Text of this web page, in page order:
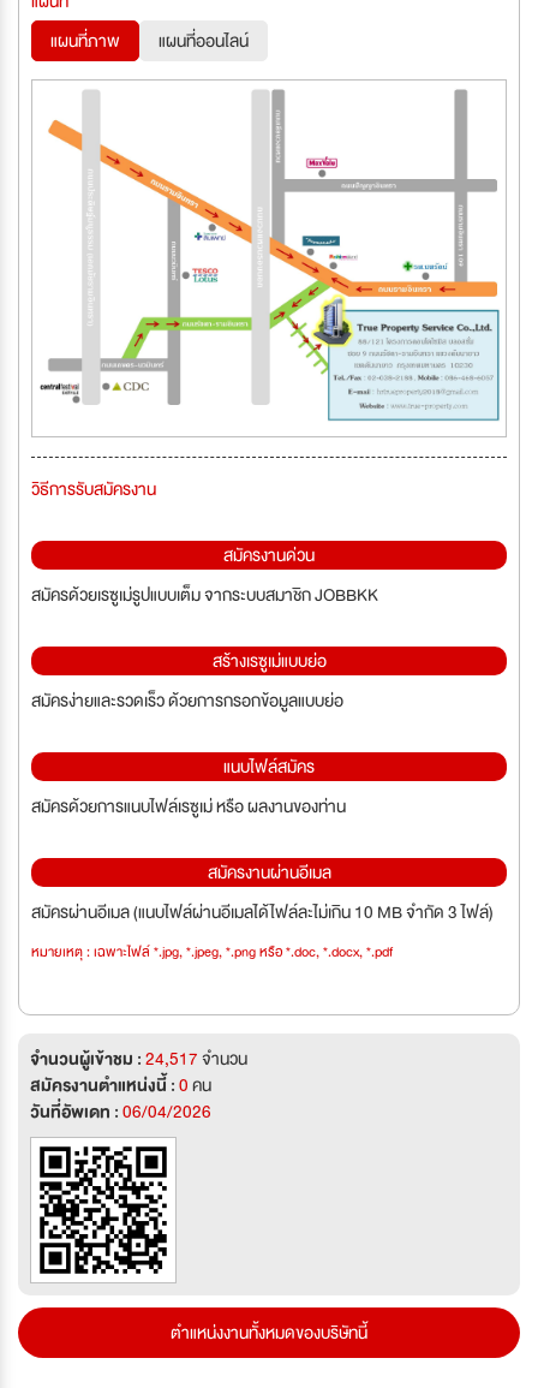
แผนที่ภาพ
แผนที่ออนไลน์
วิธีการรับสมัครงาน
สมัครงานด่วน
สมัครด้วยเรซูเม่รูปแบบเต็ม จากระบบสมาชิก JOBBKK
สร้างเรซูเม่แบบย่อ
สมัครง่ายและรวดเร็ว ด้วยการกรอกข้อมูลแบบย่อ
แนบไฟล์สมัคร
สมัครด้วยการแนบไฟล์เรซูเม่ หรือ ผลงานของท่าน
สมัครงานผ่านอีเมล
สมัครผ่านอีเมล (แนบไฟล์ผ่านอีเมลได้ไฟล์ละไม่เกิน 10 MB จำกัด 3 ไฟล์)
หมายเหตุ : เฉพาะไฟล์ *.jpg, *.jpeg, *.png หรือ *.doc, *.docx, *.pdf
จำนวนผู้เข้าชม :24,517จำนวน
สมัครงานตำแหน่งนี้ :0คน
วันที่อัพเดท :06/04/2026
ตำแหน่งงานทั้งหมดของบริษัทนี้